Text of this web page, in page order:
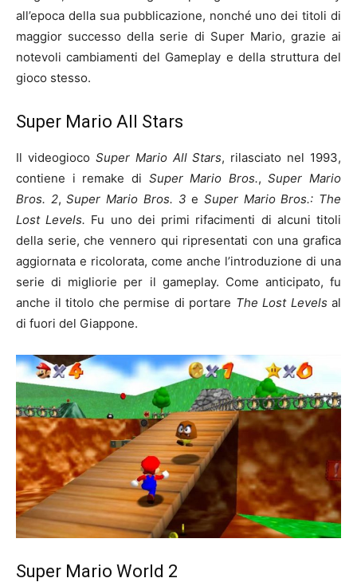
all’epoca della sua pubblicazione, nonché uno dei titoli di
maggior successo della serie di Super Mario, grazie ai
notevoli cambiamenti del Gameplay e della struttura del
gioco stesso.
Super Mario All Stars
Il videogioco Super Mario All Stars, rilasciato nel 1993,
contiene i remake di Super Mario Bros.,Super Mario
Bros. 2,Super Mario Bros. 3 e Super Mario Bros.: The
Lost Levels. Fu uno dei primi rifacimenti di alcuni titoli
della serie, che vennero qui ripresentati con una grafica
aggiornata e ricolorata, come anche l’introduzione di una
serie di migliorie per il gameplay. Come anticipato, fu
anche il titolo che permise di portare The Lost Levels al
di fuori del Giappone.
Super Mario World 2